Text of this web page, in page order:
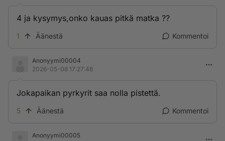
4 ja kysymys,onko kauas pitkä matka ??
1 Äänestä Kommentoi
Anonyymi00004
2026-05-08 17:27:48
Jokapaikan pyrkyrit saa nolla pistettä.
5 Äänestä Kommentoi
Anonyymi00005